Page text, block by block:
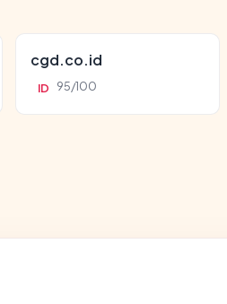
cgd.co.id
ID 95/100